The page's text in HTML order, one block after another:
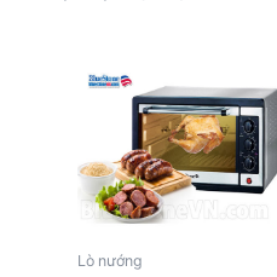
Lò nướng